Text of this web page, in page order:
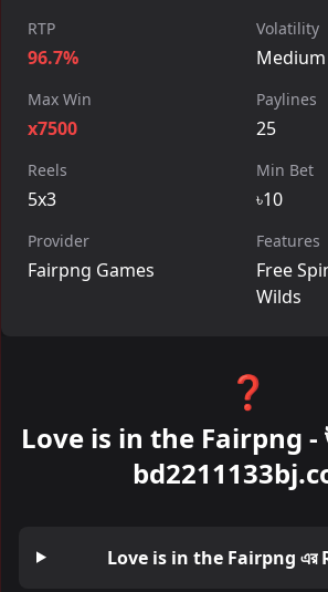
RTP
96.7%
Volatility
Max Win
x7500
Paylines
25
Reels
5x3
Min Bet
৳10
Provider
Fairpng Games
Features
Free
Wilds
❓
Love is in the Fairpng -
Love is in the Fairpng এর